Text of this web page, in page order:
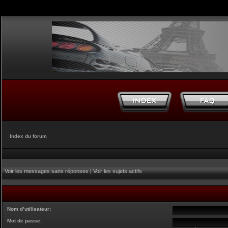
Index du forum
Voir les messages sans réponses|Voir les sujets actifs
Nom d’utilisateur:
Mot de passe: